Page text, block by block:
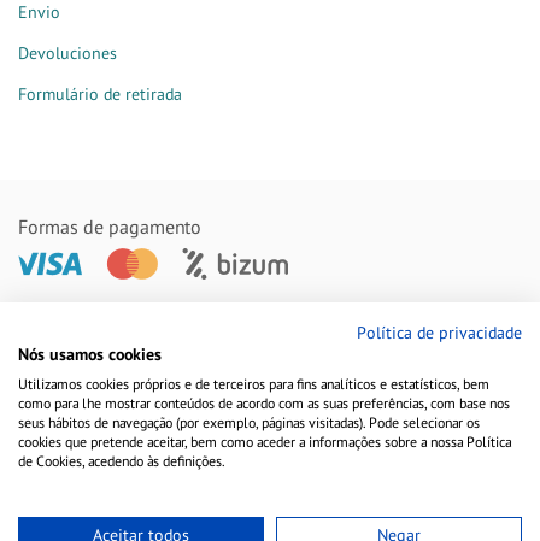
Envio
Devoluciones
Formulário de retirada
Formas de pagamento
Política de privacidade
Nós usamos cookies
Utilizamos cookies próprios e de terceiros para fins analíticos e estatísticos, bem
como para lhe mostrar conteúdos de acordo com as suas preferências, com base nos
seus hábitos de navegação (por exemplo, páginas visitadas). Pode selecionar os
cookies que pretende aceitar, bem como aceder a informações sobre a nossa Política
de Cookies, acedendo às definições.
Aceitar todos Negar